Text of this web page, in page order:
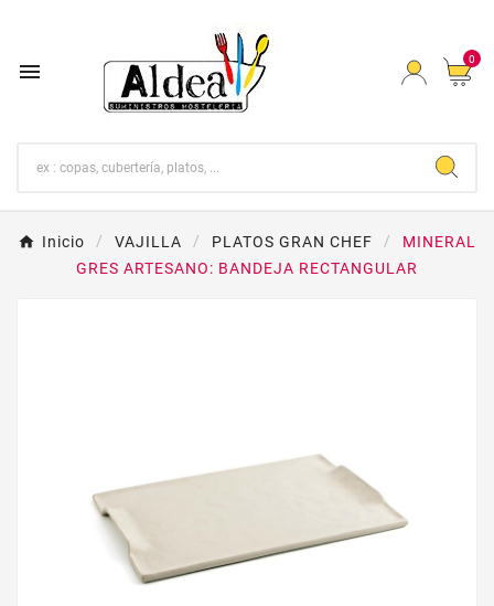
 0
Inicio VAJILLA PLATOS GRAN CHEF
MINERAL
GRES ARTESANO: BANDEJA RECTANGULAR